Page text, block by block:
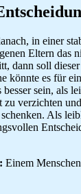
in einer
Eltern das
dann soll
könnte es für
sein, als
zu verzichten
Als
Einem